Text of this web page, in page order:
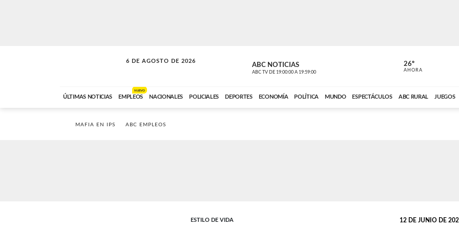
6 DE AGOSTO DE 2026
SOLO MÚSICA ABC NOTICIAS
ABC TV DE 19:00:00 A 19:59:00 ABC CARDINAL
26º
AHORA
ÚLTIMAS NOTICIAS EMPLEOS
NUEVO
NACIONALES POLICIALES DEPORTES ECONOMÍA POLÍTICA MUNDO ESPECTÁCULOS ABC RURAL JUEGOS
MAFIA EN IPS ABC EMPLEOS
ESTILO DE VIDA 12 DE JUNIO DE